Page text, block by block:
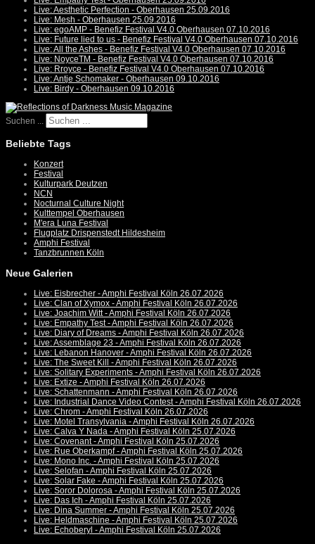
Live: Aesthetic Perfection - Oberhausen 25.09.2016
Live: Mesh - Oberhausen 25.09.2016
Live: egoAMP - Benefiz Festival V4.0 Oberhausen 07.10.2016
Live: Future lied to us - Benefiz Festival V4.0 Oberhausen 07.10.2016
Live: All the Ashes - Benefiz Festival V4.0 Oberhausen 07.10.2016
Live: NoyceTM - Benefiz Festival V4.0 Oberhausen 07.10.2016
Live: Rroyce - Benefiz Festival V4.0 Oberhausen 07.10.2016
Live: Antje Schomaker - Oberhausen 09.10.2016
Live: Birdy - Oberhausen 09.10.2016
Suchen ...
Beliebte Tags
Konzert
Festival
Kulturpark Deutzen
NCN
Nocturnal Culture Night
Kulttempel Oberhausen
M'era Luna Festival
Flugplatz Drispenstedt Hildesheim
Amphi Festival
Tanzbrunnen Köln
Neue Galerien
Live: Eisbrecher - Amphi Festival Köln 26.07.2026
Live: Clan of Xymox - Amphi Festival Köln 26.07.2026
Live: Joachim Witt - Amphi Festival Köln 26.07.2026
Live: Empathy Test - Amphi Festival Köln 26.07.2026
Live: Diary of Dreams - Amphi Festival Köln 26.07.2026
Live: Assemblage 23 - Amphi Festival Köln 26.07.2026
Live: Lebanon Hanover - Amphi Festival Köln 26.07.2026
Live: The Sweet Kill - Amphi Festival Köln 26.07.2026
Live: Solitary Experiments - Amphi Festival Köln 26.07.2026
Live: Extize - Amphi Festival Köln 26.07.2026
Live: Schattenmann - Amphi Festival Köln 26.07.2026
Live: Industrial Dance Video Contest - Amphi Festival Köln 26.07.2026
Live: Chrom - Amphi Festival Köln 26.07.2026
Live: Motel Transylvania - Amphi Festival Köln 26.07.2026
Live: Calva Y Nada - Amphi Festival Köln 25.07.2026
Live: Covenant - Amphi Festival Köln 25.07.2026
Live: Rue Oberkampf - Amphi Festival Köln 25.07.2026
Live: Mono Inc. - Amphi Festival Köln 25.07.2026
Live: Selofan - Amphi Festival Köln 25.07.2026
Live: Solar Fake - Amphi Festival Köln 25.07.2026
Live: Soror Dolorosa - Amphi Festival Köln 25.07.2026
Live: Das Ich - Amphi Festival Köln 25.07.2026
Live: Dina Summer - Amphi Festival Köln 25.07.2026
Live: Heldmaschine - Amphi Festival Köln 25.07.2026
Live: Echoberyl - Amphi Festival Köln 25.07.2026